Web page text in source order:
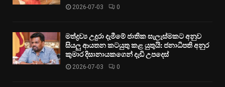
2026-07-03 0
මත්ද්‍රව්‍ය උදුරා දැමීමේ ජාතික සැලැස්මකට අනුව
සියලු ආයතන කටයුතු කළ යුතුයි: ජනාධිපති අනුර
කුමාර දිසානායකගෙන් දැඩි උපදෙස්
2026-07-03 0